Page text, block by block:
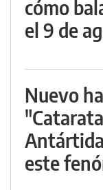
cómo
el 9 de
Nuevo
este